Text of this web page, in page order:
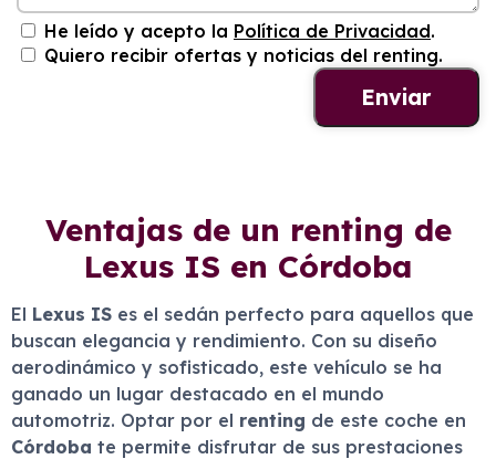
He leído y acepto la Política de Privacidad.
Quiero recibir ofertas y noticias del renting.
Ventajas de un renting de
Lexus IS en Córdoba
El Lexus IS es el sedán perfecto para aquellos que
buscan elegancia y rendimiento. Con su diseño
aerodinámico y sofisticado, este vehículo se ha
ganado un lugar destacado en el mundo
automotriz. Optar por el renting de este coche en
Córdoba te permite disfrutar de sus prestaciones